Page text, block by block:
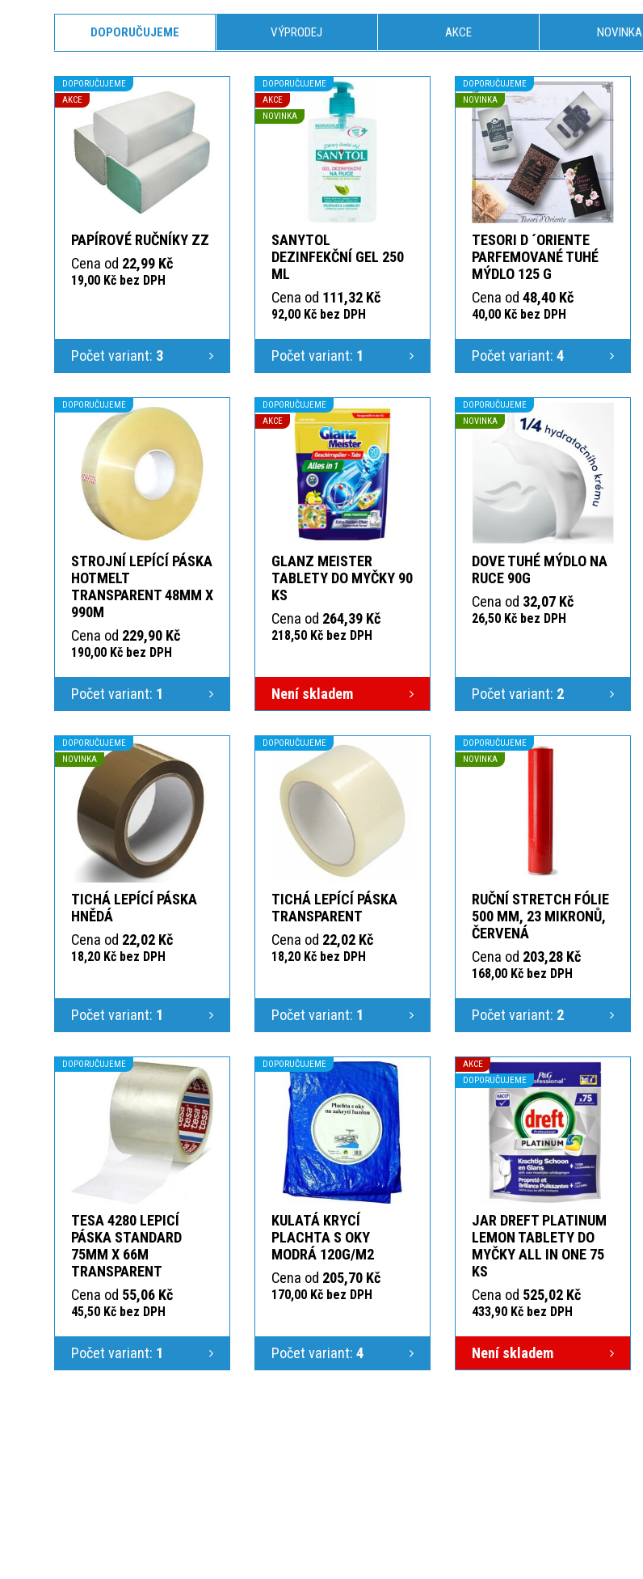
DOPORUČUJEME VÝPRODEJ AKCE NOVINKA
DOPORUČUJEME
AKCE
PAPÍROVÉ RUČNÍKY ZZ
Cena od 22,99 Kč
19,00 Kč bez DPH
Počet variant: 3
DOPORUČUJEME
AKCE
NOVINKA
SANYTOL
DEZINFEKČNÍ GEL 250
ML
Cena od 111,32 Kč
92,00 Kč bez DPH
Počet variant: 1
DOPORUČUJEME
NOVINKA
TESORI D ´ORIENTE
PARFEMOVANÉ TUHÉ
MÝDLO 125 G
Cena od 48,40 Kč
40,00 Kč bez DPH
Počet variant: 4
DOPORUČUJEME
STROJNÍ LEPÍCÍ PÁSKA
HOTMELT
TRANSPARENT 48MM X
990M
Cena od 229,90 Kč
190,00 Kč bez DPH
Počet variant: 1
DOPORUČUJEME
AKCE
GLANZ MEISTER
TABLETY DO MYČKY 90
KS
Cena od 264,39 Kč
218,50 Kč bez DPH
Není skladem
DOPORUČUJEME
NOVINKA
DOVE TUHÉ MÝDLO NA
RUCE 90G
Cena od 32,07 Kč
26,50 Kč bez DPH
Počet variant: 2
DOPORUČUJEME
NOVINKA
TICHÁ LEPÍCÍ PÁSKA
HNĚDÁ
Cena od 22,02 Kč
18,20 Kč bez DPH
Počet variant: 1
DOPORUČUJEME
TICHÁ LEPÍCÍ PÁSKA
TRANSPARENT
Cena od 22,02 Kč
18,20 Kč bez DPH
Počet variant: 1
DOPORUČUJEME
NOVINKA
RUČNÍ STRETCH FÓLIE
500 MM, 23 MIKRONŮ,
ČERVENÁ
Cena od 203,28 Kč
168,00 Kč bez DPH
Počet variant: 2
DOPORUČUJEME
TESA 4280 LEPICÍ
PÁSKA STANDARD
75MM X 66M
TRANSPARENT
Cena od 55,06 Kč
45,50 Kč bez DPH
Počet variant: 1
DOPORUČUJEME
KULATÁ KRYCÍ
PLACHTA S OKY
MODRÁ 120G/M2
Cena od 205,70 Kč
170,00 Kč bez DPH
Počet variant: 4
AKCE
DOPORUČUJEME
JAR DREFT PLATINUM
LEMON TABLETY DO
MYČKY ALL IN ONE 75
KS
Cena od 525,02 Kč
433,90 Kč bez DPH
Není skladem